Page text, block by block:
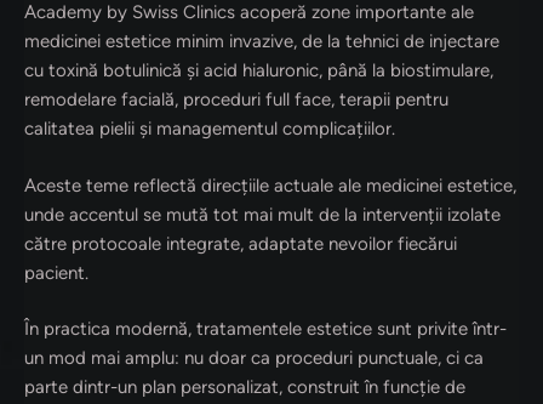
Academy by Swiss Clinics acoperă zone importante ale
medicinei estetice minim invazive, de la tehnici de injectare
cu toxină botulinică și acid hialuronic, până la biostimulare,
remodelare facială, proceduri full face, terapii pentru
calitatea pielii și managementul complicațiilor.
Aceste teme reflectă direcțiile actuale ale medicinei estetice,
unde accentul se mută tot mai mult de la intervenții izolate
către protocoale integrate, adaptate nevoilor fiecărui
pacient.
În practica modernă, tratamentele estetice sunt privite într-
un mod mai amplu: nu doar ca proceduri punctuale, ci ca
parte dintr-un plan personalizat, construit în funcție de